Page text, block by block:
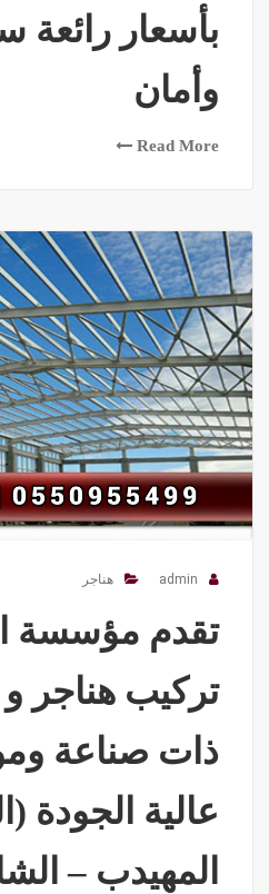
بأسعار رائعة
وأمان
Read More
admin هناجر
تقدم مؤسسة
تركيب هناجر
ذات صناعة
عالية الجودة
المهيدب –